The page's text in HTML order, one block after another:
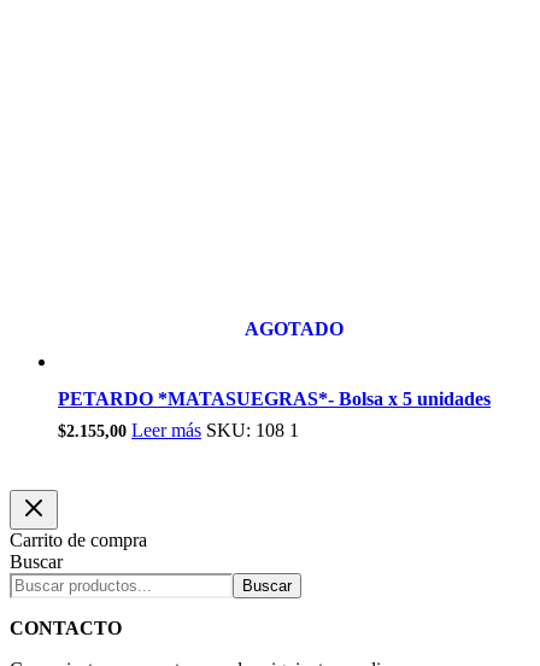
AGOTADO
PETARDO *MATASUEGRAS*- Bolsa x 5 unidades
$2.155,00 Leer más SKU: 108 1
Carrito de compra
Buscar
Buscar
CONTACTO